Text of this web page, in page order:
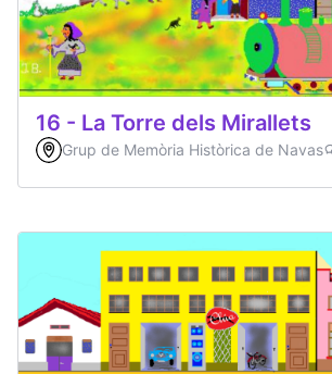
16 - La Torre dels Mirallets
Grup de Memòria Històrica de Navas